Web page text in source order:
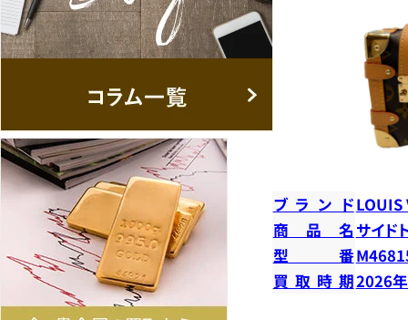
ブランドLOUIS
商品名 サイド
型番
買取時期2026